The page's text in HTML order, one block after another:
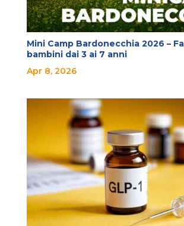
Mini Camp Bardonecchia 2026 –
bambini dai 3 ai 7 anni
Apr 8, 2026